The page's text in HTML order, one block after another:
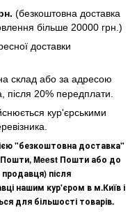
(безкоштовна доставка
більше 20000 грн .)
доставки
склад або за адресою
після 20% передплати.
кур'єрськими
"безкоштовна доставка"
Пошти, Meest Пошти або до
після
нашим кур'єром в м.Київ і
для більшості товарів.